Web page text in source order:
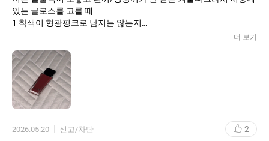
있는 글로스를 고를 때
1 착색이 형광핑크로 남지는 않는지
것 같지는 않은지
요런 식으로 ... 립에 나름 까다로운 편인데요 ㅜㅜ
시중에 있는 글로스 혹은 틴트는 첫 발색은 너무너무 예쁘지만 어느
쓴 것처럼 색 변형으로 톤그로가 오는 게 너무너무너무 싫어서 한 번
더 보기
2026.05.20 신고/차단 2